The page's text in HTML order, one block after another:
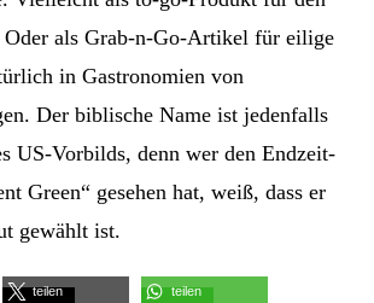
Oder als Grab-n-Go-Artikel für eilige
in Gastronomien von
Der biblische Name ist jedenfalls
US-Vorbilds, denn wer den Endzeit-
Green“ gesehen hat, weiß, dass er
gewählt ist.
teilen teilen